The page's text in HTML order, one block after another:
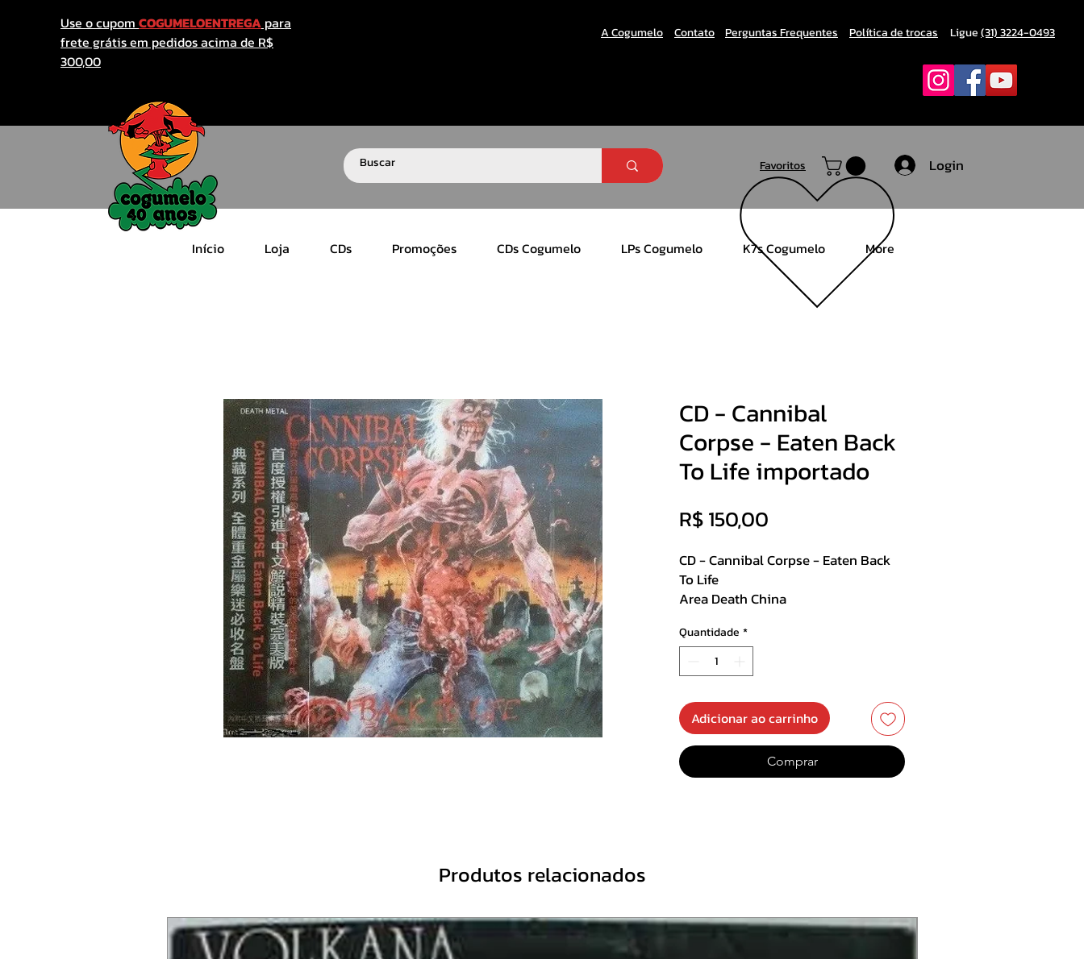
Use o cupom COGUMELOENTREGA para
frete grátis em pedidos acima de R$
300,00
A Cogumelo Contato Perguntas Frequentes Política de trocas Ligue(31) 3224-0493
Favoritos Login
Início Loja CDs Promoções CDs Cogumelo LPs Cogumelo K7s Cogumelo More
CD - Cannibal
Corpse - Eaten Back
To Life importado
R$ 150,00
CD - Cannibal Corpse - Eaten Back
To Life
Area Death China
Track List :
2. Edible Autopsy
3. Put Them to Death
4. Mangled
5. Scattered Remains, Splattered
Quantidade *
Adicionar ao carrinho
Comprar
Produtos relacionados